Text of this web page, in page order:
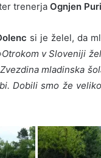
trenerja Ognjen
si je želel, da
v Sloveniji
mladinska
Dobili smo že